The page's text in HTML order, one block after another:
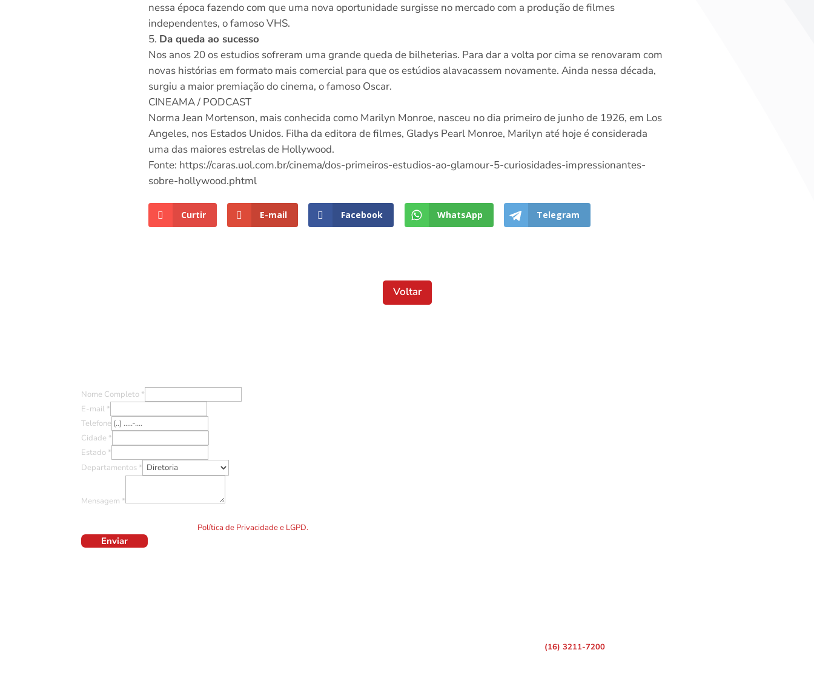
nessa época fazendo com que uma nova oportunidade surgisse no mercado com a produção de filmes
independentes, o famoso VHS.
Da queda ao sucesso
Nos anos 20 os estudios sofreram uma grande queda de bilheterias. Para dar a volta por cima se renovaram com
novas histórias em formato mais comercial para que os estúdios alavacassem novamente. Ainda nessa década,
surgiu a maior premiação do cinema, o famoso Oscar.
CINEAMA / PODCAST
Norma Jean Mortenson, mais conhecida como Marilyn Monroe, nasceu no dia primeiro de junho de 1926, em Los
Angeles, nos Estados Unidos. Filha da editora de filmes, Gladys Pearl Monroe, Marilyn até hoje é considerada
uma das maiores estrelas de Hollywood.
Fonte: https://caras.uol.com.br/cinema/dos-primeiros-estudios-ao-glamour-5-curiosidades-impressionantes-
sobre-hollywood.phtml
Curtir E-mail Facebook WhatsApp Telegram
Voltar
Nome Completo *
E-mail *
Telefone
Cidade *
Estado *
Departamentos *
Mensagem *
Política de Privacidade e LGPD.
Enviar
(16) 3211-7200